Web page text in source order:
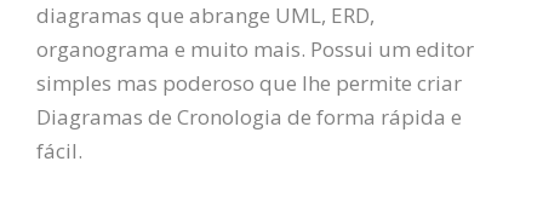
diagramas que abrange UML, ERD,
organograma e muito mais. Possui um editor
simples mas poderoso que lhe permite criar
Diagramas de Cronologia de forma rápida e
fácil.